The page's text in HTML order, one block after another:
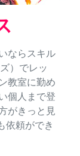
ならスキル
）でレッ
教室に勤め
個人まで登
がきっと見
依頼ができ